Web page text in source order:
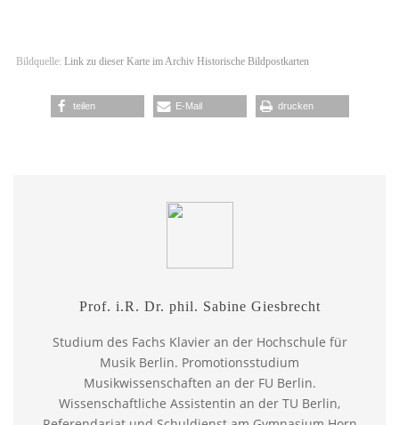
Bildquelle: Link zu dieser Karte im Archiv Historische Bildpostkarten
teilen E-Mail drucken
Prof. i.R. Dr. phil. Sabine Giesbrecht
Studium des Fachs Klavier an der Hochschule für
Musik Berlin. Promotionsstudium
Musikwissenschaften an der FU Berlin.
Wissenschaftliche Assistentin an der TU Berlin,